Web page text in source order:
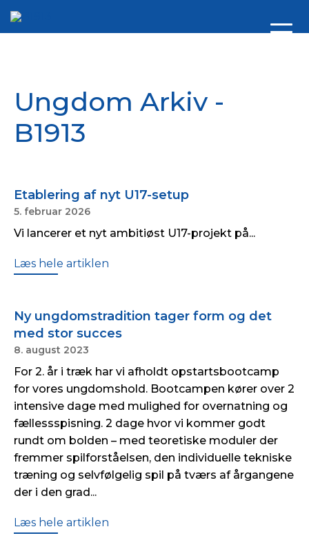
Ungdom Arkiv -
B1913
Etablering af nyt U17-setup
5. februar 2026
Vi lancerer et nyt ambitiøst U17-projekt på...
Læs hele artiklen
Ny ungdomstradition tager form og det
med stor succes
8. august 2023
For 2. år i træk har vi afholdt opstartsbootcamp
for vores ungdomshold. Bootcampen kører over 2
intensive dage med mulighed for overnatning og
fællessspisning. 2 dage hvor vi kommer godt
rundt om bolden – med teoretiske moduler der
fremmer spilforståelsen, den individuelle tekniske
træning og selvfølgelig spil på tværs af årgangene
der i den grad...
Læs hele artiklen